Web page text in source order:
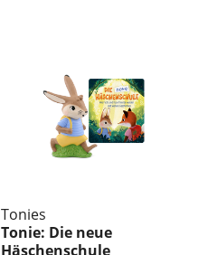
Tonies
Tonie: Die neue
Häschenschule